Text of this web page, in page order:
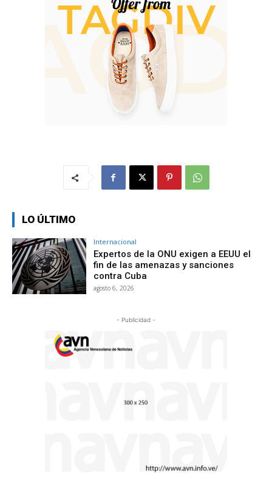
LO ÚLTIMO
Internacional
Expertos de la ONU exigen a EEUU el
fin de las amenazas y sanciones
contra Cuba
agosto 6, 2026
- Publicidad -